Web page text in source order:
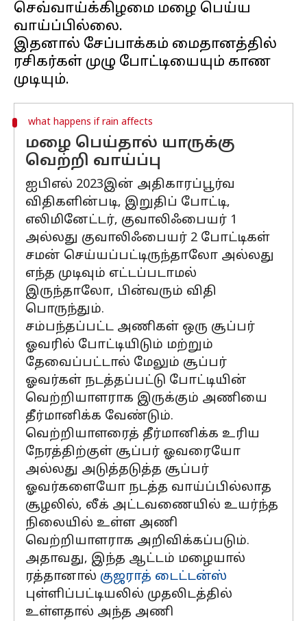
செவ்வாய்க்கிழமை மழை பெய்ய
வாய்ப்பில்லை.
இதனால் சேப்பாக்கம் மைதானத்தில்
ரசிகர்கள் முழு போட்டியையும் காண
what happens if rain affects
மழை பெய்தால் யாருக்கு
வெற்றி வாய்ப்பு
ஐபிஎல் 2023இன் அதிகாரப்பூர்வ
விதிகளின்படி, இறுதிப் போட்டி,
எலிமினேட்டர், குவாலிஃபையர் 1
அல்லது குவாலிஃபையர் 2 போட்டிகள்
சமன் செய்யப்பட்டிருந்தாலோ அல்லது
எந்த முடிவும் எட்டப்படாமல்
இருந்தாலோ, பின்வரும் விதி
பொருந்தும்.
சம்பந்தப்பட்ட அணிகள் ஒரு சூப்பர்
ஓவரில் போட்டியிடும் மற்றும்
தேவைப்பட்டால் மேலும் சூப்பர்
ஓவர்கள் நடத்தப்பட்டு போட்டியின்
வெற்றியாளராக இருக்கும் அணியை
தீர்மானிக்க வேண்டும்.
வெற்றியாளரைத் தீர்மானிக்க உரிய
நேரத்திற்குள் சூப்பர் ஓவரையோ
அல்லது அடுத்தடுத்த சூப்பர்
ஓவர்களையோ நடத்த வாய்ப்பில்லாத
சூழலில், லீக் அட்டவணையில் உயர்ந்த
நிலையில் உள்ள அணி
வெற்றியாளராக அறிவிக்கப்படும்.
அதாவது, இந்த ஆட்டம் மழையால்
ரத்தானால் குஜராத் டைட்டன்ஸ்
புள்ளிப்பட்டியலில் முதலிடத்தில்
உள்ளதால் அந்த அணி